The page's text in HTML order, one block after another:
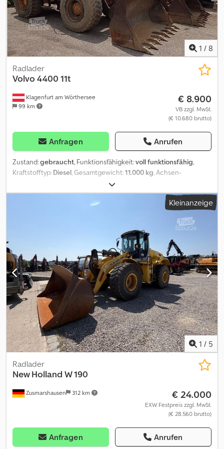
1 / 8
Klagenfurt am Wörthersee
99 km
Radlader
Volvo4400 11t
€ 8.900
VB zzgl. MwSt.
(€ 10.680 brutto)
Anfragen Anrufen
Zustand:gebraucht, Funktionsfähigkeit:voll funktionsfähig,
Kraftstofftyp: Diesel, Gesamtgewicht:11.000 kg, Achsen-
, Erstzulassung:07/1980
Betriebsstunden:28.000 h, Allradantrieb Credoi Tmhlspfx Akkef
Kleinanzeige
1 / 5
Zusmarshausen 312 km
Radlader
New Holland W 190
€ 24.000
EXW Festpreis zzgl. MwSt.
(€ 28.560 brutto)
Anfragen Anrufen